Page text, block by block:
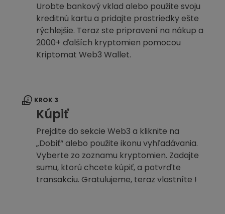
Urobte bankový vklad alebo použite svoju
kreditnú kartu a pridajte prostriedky ešte
rýchlejšie. Teraz ste pripravení na nákup a
2000+ ďalších kryptomien pomocou
Kriptomat Web3 Wallet.
KROK 3
Kúpiť
Prejdite do sekcie Web3 a kliknite na
„Dobiť“ alebo použite ikonu vyhľadávania.
Vyberte zo zoznamu kryptomien. Zadajte
sumu, ktorú chcete kúpiť, a potvrďte
transakciu. Gratulujeme, teraz vlastníte !